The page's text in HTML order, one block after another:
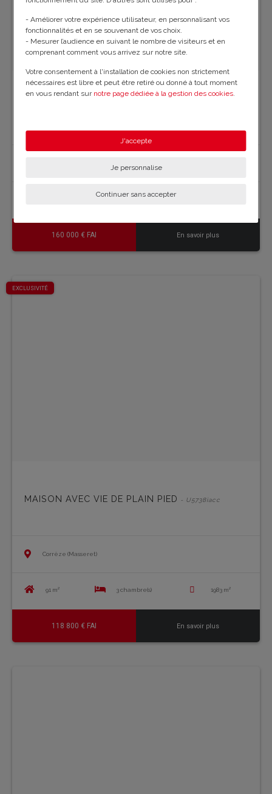
5 chambre(s)
160 000 € FAI En savoir plus
EXCLUSIVITÉ
MAISON AVEC VIE DE PLAIN PIED - U5738iacc
Corrèze (Masseret)
91 m² 3 chambre(s) 1983 m²
118 800 € FAI En savoir plus
- Améliorer votre expérience utilisateur, en personnalisant vos
fonctionnalités et en se souvenant de vos choix.
- Mesurer l’audience en suivant le nombre de visiteurs et en
comprenant comment vous arrivez sur notre site.
Votre consentement à l'installation de cookies non strictement
nécessaires est libre et peut être retiré ou donné à tout moment
en vous rendant sur notre page dédiée à la gestion des cookies.
J'accepte
Je personnalise
Continuer sans accepter